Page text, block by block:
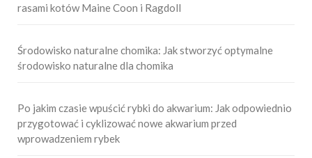
rasami kotów Maine Coon i Ragdoll
Środowisko naturalne chomika: Jak stworzyć optymalne
środowisko naturalne dla chomika
Po jakim czasie wpuścić rybki do akwarium: Jak odpowiednio
przygotować i cyklizować nowe akwarium przed
wprowadzeniem rybek